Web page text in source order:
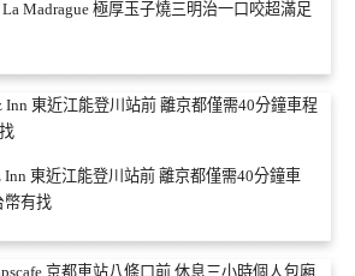
La Madrague 極厚玉子燒三明治一口咬超滿足
Inn 東近江能登川站前 離京都僅需40分鐘車
幣有找